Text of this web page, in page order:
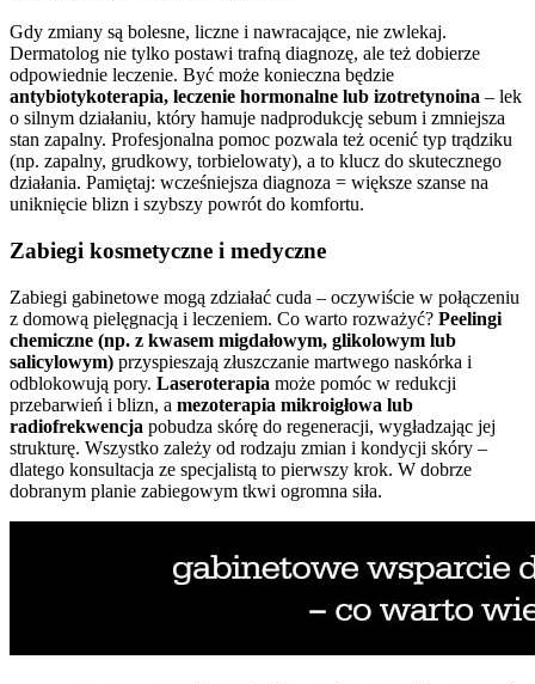
Gdy zmiany są bolesne, liczne i nawracające, nie zwlekaj.
Dermatolog nie tylko postawi trafną diagnozę, ale też dobierze
odpowiednie leczenie. Być może konieczna będzie
antybiotykoterapia, leczenie hormonalne lub izotretynoina – lek
o silnym działaniu, który hamuje nadprodukcję sebum i zmniejsza
stan zapalny. Profesjonalna pomoc pozwala też ocenić typ trądziku
(np. zapalny, grudkowy, torbielowaty), a to klucz do skutecznego
działania. Pamiętaj: wcześniejsza diagnoza = większe szanse na
uniknięcie blizn i szybszy powrót do komfortu.
Zabiegi kosmetyczne i medyczne
Zabiegi gabinetowe mogą zdziałać cuda – oczywiście w połączeniu
z domową pielęgnacją i leczeniem. Co warto rozważyć? Peelingi
chemiczne (np. z kwasem migdałowym, glikolowym lub
salicylowym) przyspieszają złuszczanie martwego naskórka i
odblokowują pory. Laseroterapia może pomóc w redukcji
przebarwień i blizn, a mezoterapia mikroigłowa lub
radiofrekwencja pobudza skórę do regeneracji, wygładzając jej
strukturę. Wszystko zależy od rodzaju zmian i kondycji skóry –
dlatego konsultacja ze specjalistą to pierwszy krok. W dobrze
dobranym planie zabiegowym tkwi ogromna siła.